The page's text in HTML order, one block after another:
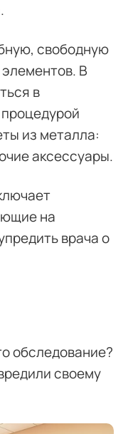
свободную
В
в
из металла:
аксессуары.
на
врача о
обследование?
своему